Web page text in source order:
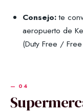
Consejo:te
aeropuerto de
(Duty Free /